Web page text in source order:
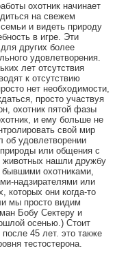
охотник начинает
на свежем
и видеть природу
в игре. Эти
других более
удовлетворения.
лет отсутствия
к отсутствию
нет необходимости,
просто участвуя
охотник пятой фазы
и ему больше не
свой мир
об удовлетворении
природы или общения с
животных нашли дружбу
охотниками,
надзирателями или
которых они когда-то
мы просто видим
Бобу Сектеру и
осенью.) Стоит
45 лет. это также
тестостерона.